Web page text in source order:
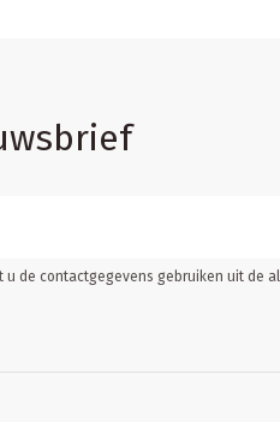
de contactgegevens gebruiken uit de